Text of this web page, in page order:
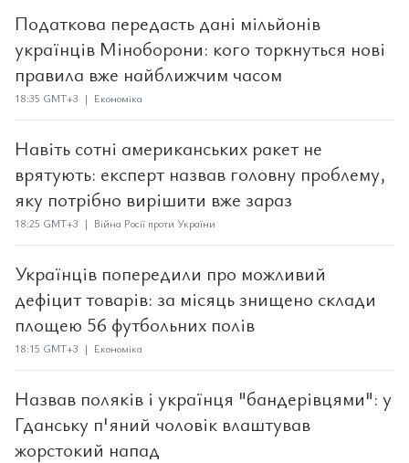
Податкова передасть дані мільйонів
українців Міноборони: кого торкнуться нові
правила вже найближчим часом
18:35 GMT+3 | Економіка
Навіть сотні американських ракет не
врятують: експерт назвав головну проблему,
яку потрібно вирішити вже зараз
18:25 GMT+3 | Війна Росії проти України
Українців попередили про можливий
дефіцит товарів: за місяць знищено склади
площею 56 футбольних полів
18:15 GMT+3 | Економіка
Назвав поляків і українця "бандерівцями": у
Гданську п'яний чоловік влаштував
жорстокий напад